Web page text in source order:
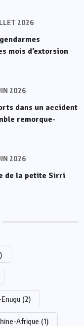
2026
mois d’extorsion
2026
dans un accident
remorque-
2026
de la petite Sirri
(2)
Afrique (1)